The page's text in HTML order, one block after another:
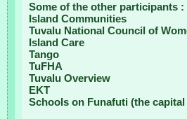
Some of the other participants :
Island Communities
Tuvalu National Council of
Island Care
Tango
TuFHA
Tuvalu Overview
EKT
Schools on Funafuti (the capital